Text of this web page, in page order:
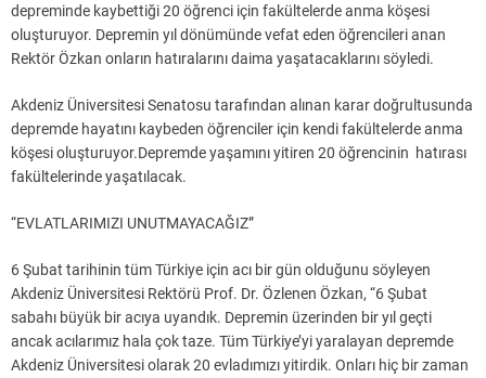
depreminde kaybettiği 20 öğrenci için fakültelerde anma köşesi
oluşturuyor. Depremin yıl dönümünde vefat eden öğrencileri anan
Rektör Özkan onların hatıralarını daima yaşatacaklarını söyledi.
Akdeniz Üniversitesi Senatosu tarafından alınan karar doğrultusunda
depremde hayatını kaybeden öğrenciler için kendi fakültelerde anma
köşesi oluşturuyor.Depremde yaşamını yitiren 20 öğrencinin hatırası
fakültelerinde yaşatılacak.
“EVLATLARIMIZI UNUTMAYACAĞIZ”
6 Şubat tarihinin tüm Türkiye için acı bir gün olduğunu söyleyen
Akdeniz Üniversitesi Rektörü Prof. Dr. Özlenen Özkan, “6 Şubat
sabahı büyük bir acıya uyandık. Depremin üzerinden bir yıl geçti
ancak acılarımız hala çok taze. Tüm Türkiye’yi yaralayan depremde
Akdeniz Üniversitesi olarak 20 evladımızı yitirdik. Onları hiç bir zaman